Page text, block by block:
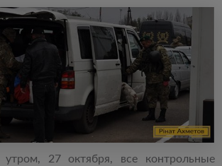
утром, 27 октября, все контрольные